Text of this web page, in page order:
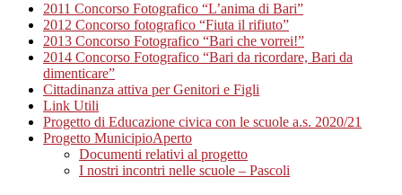
2011 Concorso Fotografico “L’anima di Bari”
2012 Concorso fotografico “Fiuta il rifiuto”
2013 Concorso Fotografico “Bari che vorrei!”
2014 Concorso Fotografico “Bari da ricordare, Bari da
dimenticare”
Cittadinanza attiva per Genitori e Figli
Link Utili
Progetto di Educazione civica con le scuole a.s. 2020/21
Progetto MunicipioAperto
Documenti relativi al progetto
I nostri incontri nelle scuole – Pascoli